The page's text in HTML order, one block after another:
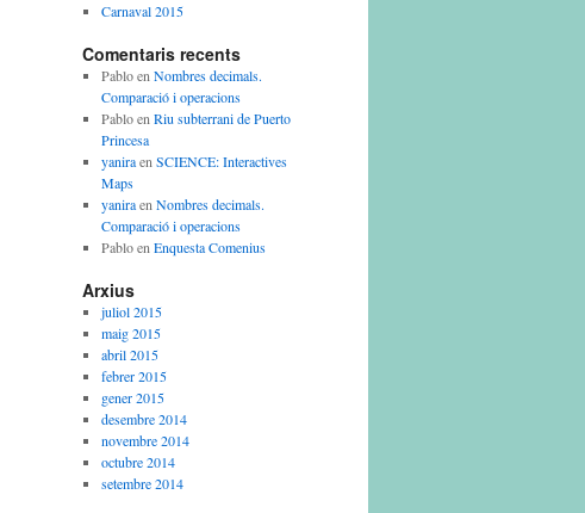
Carnaval 2015
Comentaris recents
Pabloen Nombres decimals.
Comparació i operacions
Pabloen Riu subterrani de Puerto
Princesa
yaniraen SCIENCE: Interactives
Maps
yaniraen Nombres decimals.
Comparació i operacions
Pabloen Enquesta Comenius
Arxius
juliol 2015
maig 2015
abril 2015
febrer 2015
gener 2015
desembre 2014
novembre 2014
octubre 2014
setembre 2014